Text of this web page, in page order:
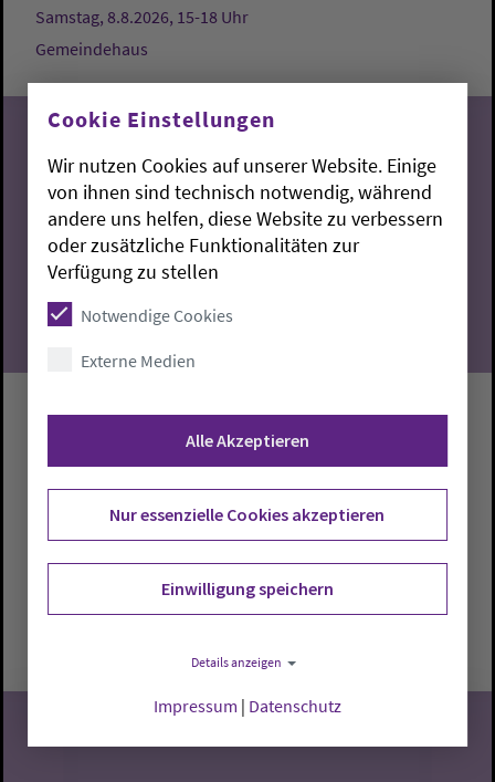
Samstag, 8.8.2026, 15-18 Uhr
Gemeindehaus
08
08.2026
Kirchenführung durch die
Dreifaltigkeitskirche
Führung durch die Dreifaltigkeitskirche mit Hilke
Hoff. Interessierte erhalten Einblicke in Geschichte,
Architektur und Besonderheiten.
Oldenburg:Dreifaltigkeitskirche
Samstag, 8.8.2026, 17 Uhr
Cookie Einstellungen
Wir nutzen Cookies auf unserer Website. Einige
von ihnen sind technisch notwendig, während
andere uns helfen, diese Website zu verbessern
oder zusätzliche Funktionalitäten zur
Verfügung zu stellen
Notwendige Cookies
Externe Medien
Alle Akzeptieren
Nur essenzielle Cookies akzeptieren
Einwilligung speichern
Details anzeigen
Impressum | Datenschutz